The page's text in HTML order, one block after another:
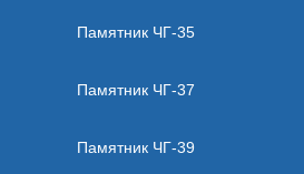
Памятник ЧГ-35
Памятник ЧГ-37
Памятник ЧГ-39